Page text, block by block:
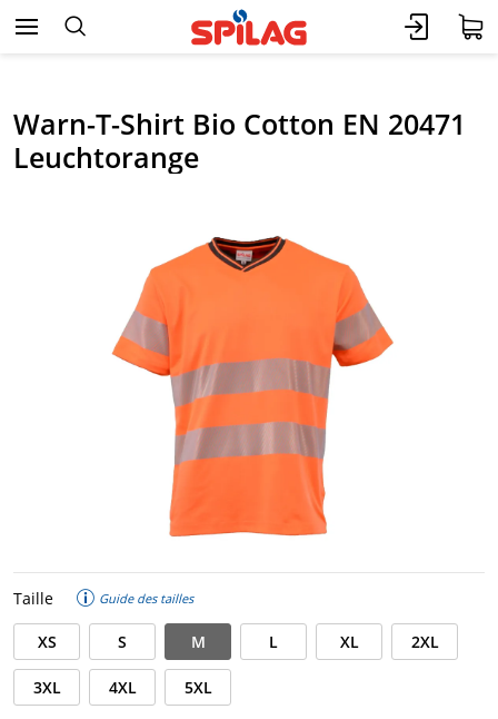
Warn-T-Shirt Bio Cotton EN 20471
Leuchtorange
Taille Guide des tailles
XS S M L XL 2XL
3XL 4XL 5XL